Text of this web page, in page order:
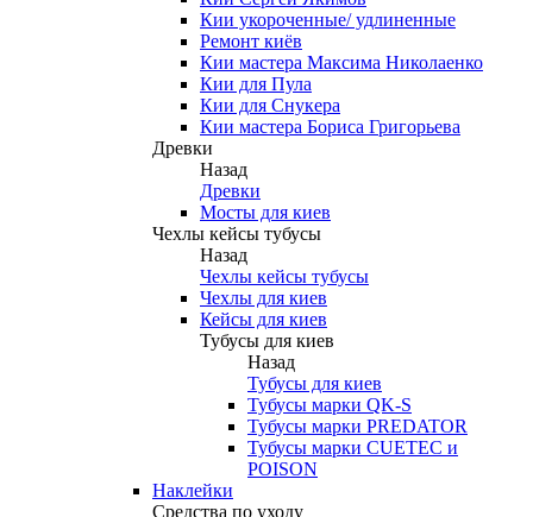
Кии укороченные/ удлиненные
Ремонт киёв
Кии мастера Максима Николаенко
Кии для Пула
Кии для Снукера
Кии мастера Бориса Григорьева
Древки
Назад
Древки
Мосты для киев
Чехлы кейсы тубусы
Назад
Чехлы кейсы тубусы
Чехлы для киев
Кейсы для киев
Тубусы для киев
Назад
Тубусы для киев
Тубусы марки QK-S
Тубусы марки PREDATOR
Тубусы марки CUETEC и
POISON
Наклейки
Средства по уходу